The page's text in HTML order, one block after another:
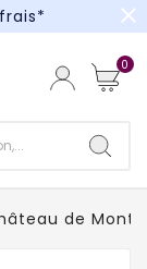
close
0
de